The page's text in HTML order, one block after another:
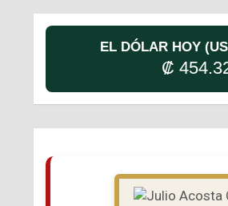
EL DÓLAR HOY
₡